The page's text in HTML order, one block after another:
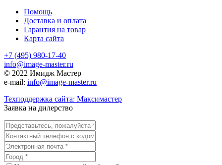
Помощь
Доставка и оплата
Гарантия на товар
Карта сайта
+7 (495) 980-17-40
info@image-master.ru
© 2022 Имидж Мастер
e-mail: info@image-master.ru
Техподдержка сайта: Максимастер
Заявка на дилерство